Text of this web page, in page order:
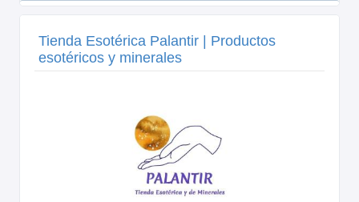
Tienda Esotérica Palantir | Productos
esotéricos y minerales